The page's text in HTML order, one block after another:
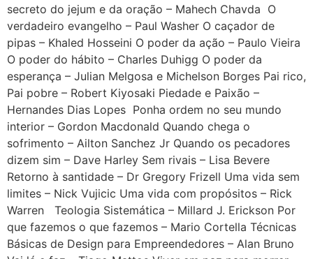
secreto do jejum e da oração – Mahech Chavda O
verdadeiro evangelho – Paul Washer O caçador de
pipas – Khaled Hosseini O poder da ação – Paulo Vieira
O poder do hábito – Charles Duhigg O poder da
esperança – Julian Melgosa e Michelson Borges Pai rico,
Pai pobre – Robert Kiyosaki Piedade e Paixão –
Hernandes Dias Lopes Ponha ordem no seu mundo
interior – Gordon Macdonald Quando chega o
sofrimento – Ailton Sanchez Jr Quando os pecadores
dizem sim – Dave Harley Sem rivais – Lisa Bevere
Retorno à santidade – Dr Gregory Frizell Uma vida sem
limites – Nick Vujicic Uma vida com propósitos – Rick
Warren Teologia Sistemática – Millard J. Erickson Por
que fazemos o que fazemos – Mario Cortella Técnicas
Básicas de Design para Empreendedores – Alan Bruno